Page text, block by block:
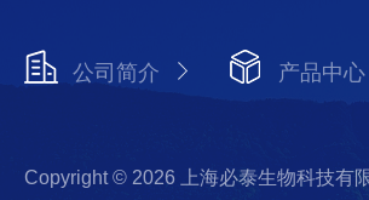
公司简介 产品中心
Copyright © 2026 上海必泰生物科技有